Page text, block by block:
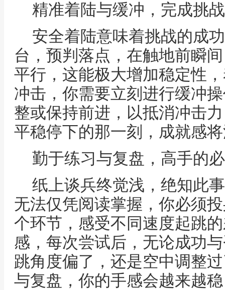
精准着陆与缓冲，完成挑
安全着陆意味着挑战的成
台，预判落点，在触地前瞬
平行，这能极大增加稳定性
冲击，你需要立刻进行缓冲
整或保持前进，以抵消冲击
平稳停下的那一刻，成就感
勤于练习与复盘，高手的
纸上谈兵终觉浅，绝知此
无法仅凭阅读掌握，你必须
个环节，感受不同速度起跳
感，每次尝试后，无论成功
跳角度偏了，还是空中调整
与复盘，你的手感会越来越